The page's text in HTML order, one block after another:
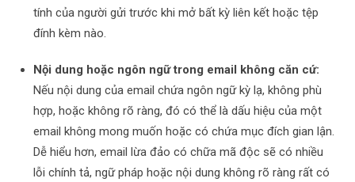
tính của người gửi trước khi mở bất kỳ liên kết hoặc tệp
đính kèm nào.
Nội dung hoặc ngôn ngữ trong email không căn cứ:
Nếu nội dung của email chứa ngôn ngữ kỳ lạ, không phù
hợp, hoặc không rõ ràng, đó có thể là dấu hiệu của một
email không mong muốn hoặc có chứa mục đích gian lận.
Dễ hiểu hơn, email lừa đảo có chữa mã độc sẽ có nhiều
lỗi chính tả, ngữ pháp hoặc nội dung không rõ ràng rất có